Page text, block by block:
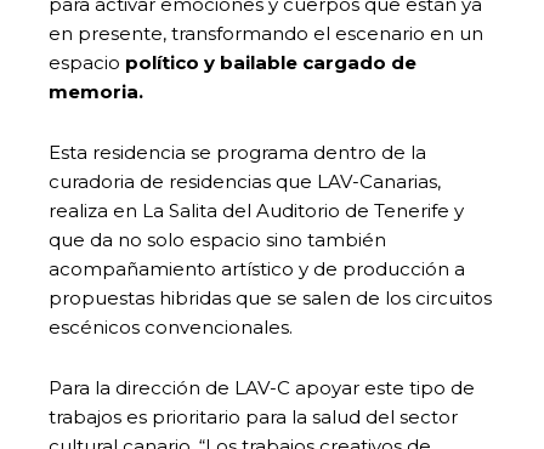
en presente, transformando el escenario en un
espacio político y bailable cargado de
memoria.
Esta residencia se programa dentro de la
curadoria de residencias que LAV-Canarias,
realiza en La Salita del Auditorio de Tenerife y
que da no solo espacio sino también
acompañamiento artístico y de producción a
propuestas hibridas que se salen de los circuitos
escénicos convencionales.
Para la dirección de LAV-C apoyar este tipo de
trabajos es prioritario para la salud del sector